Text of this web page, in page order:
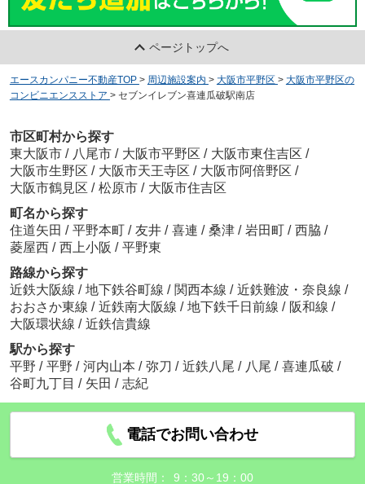
ページトップへ
エースカンパニー不動産TOP > 周辺施設案内 > 大阪市平野区 > 大阪市平野区の
コンビニエンスストア > セブンイレブン喜連瓜破駅南店
市区町村から探す
東大阪市 / 八尾市 / 大阪市平野区 / 大阪市東住吉区 /
大阪市生野区 / 大阪市天王寺区 / 大阪市阿倍野区 /
大阪市鶴見区 / 松原市 / 大阪市住吉区
町名から探す
住道矢田 / 平野本町 / 友井 / 喜連 / 桑津 / 岩田町 / 西脇 /
菱屋西 / 西上小阪 / 平野東
路線から探す
近鉄大阪線 / 地下鉄谷町線 / 関西本線 / 近鉄難波・奈良線 /
おおさか東線 / 近鉄南大阪線 / 地下鉄千日前線 / 阪和線 /
大阪環状線 / 近鉄信貴線
駅から探す
平野 / 平野 / 河内山本 / 弥刀 / 近鉄八尾 / 八尾 / 喜連瓜破 /
谷町九丁目 / 矢田 / 志紀
電話でお問い合わせ
営業時間： 9：30～19：00